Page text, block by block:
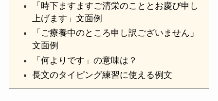
「時下ますますご清栄のこととお慶び申し
上げます」文面例
「ご療養中のところ申し訳ございません」
文面例
「何よりです」の意味は？
長文のタイピング練習に使える例文